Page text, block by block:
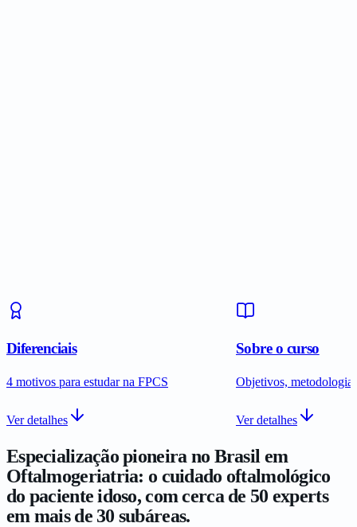
Diferenciais
4 motivos para estudar na FPCS
Ver detalhes
Sobre o curso
Objetivos, metodologia
Ver detalhes
Especialização pioneira no Brasil em
Oftalmogeriatria: o cuidado oftalmológico
do paciente idoso, com cerca de 50 experts
em mais de 30 subáreas.